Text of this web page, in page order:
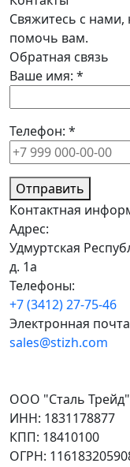
Свяжитесь с
помочь вам.
Обратная связь
Ваше имя: *
Телефон: *
Отправить
Контактная
Адрес:
Удмуртская
д. 1а
Телефоны:
+7 (3412) 27-75-46
Электронная
sales@stizh.com
ООО "Сталь Трейд"
ИНН: 1831178877
КПП: 18410100
ОГРН: